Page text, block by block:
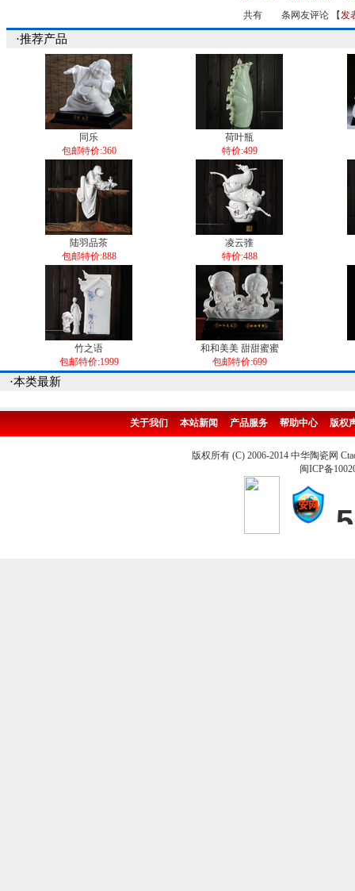
共有
条网友评论 【发
·推荐产品
同乐
包邮特价:360
荷叶瓶
特价:499
陆羽品茶
包邮特价:888
凌云骓
特价:488
竹之语
包邮特价:1999
和和美美 甜甜蜜蜜
包邮特价:699
·本类最新
关于我们 本站新闻 产品服务 帮助中心 版权
版权所有 (C) 2006-2014 中华陶瓷网
闽ICP备